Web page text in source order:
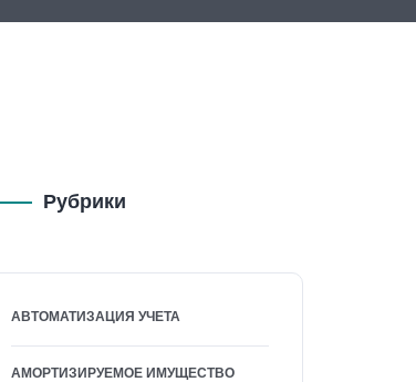
Рубрики
АВТОМАТИЗАЦИЯ УЧЕТА
АМОРТИЗИРУЕМОЕ ИМУЩЕСТВО